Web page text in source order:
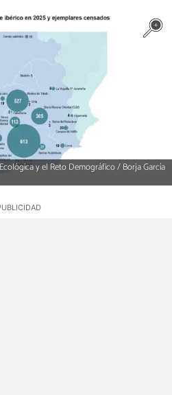
y el Reto Demográfico / Borja García